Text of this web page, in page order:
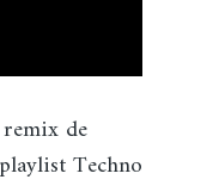
de
Techno